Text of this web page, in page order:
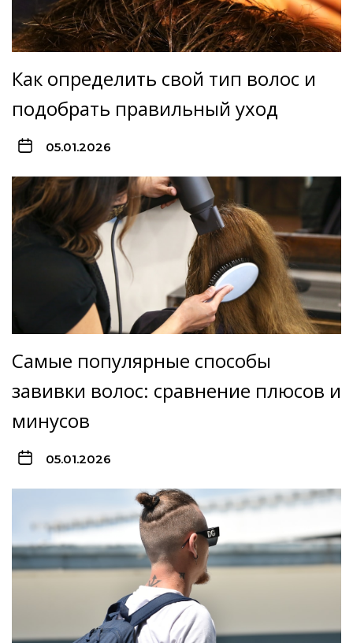
Как определить свой тип волос и
подобрать правильный уход
05.01.2026
Самые популярные способы
завивки волос: сравнение плюсов и
минусов
05.01.2026